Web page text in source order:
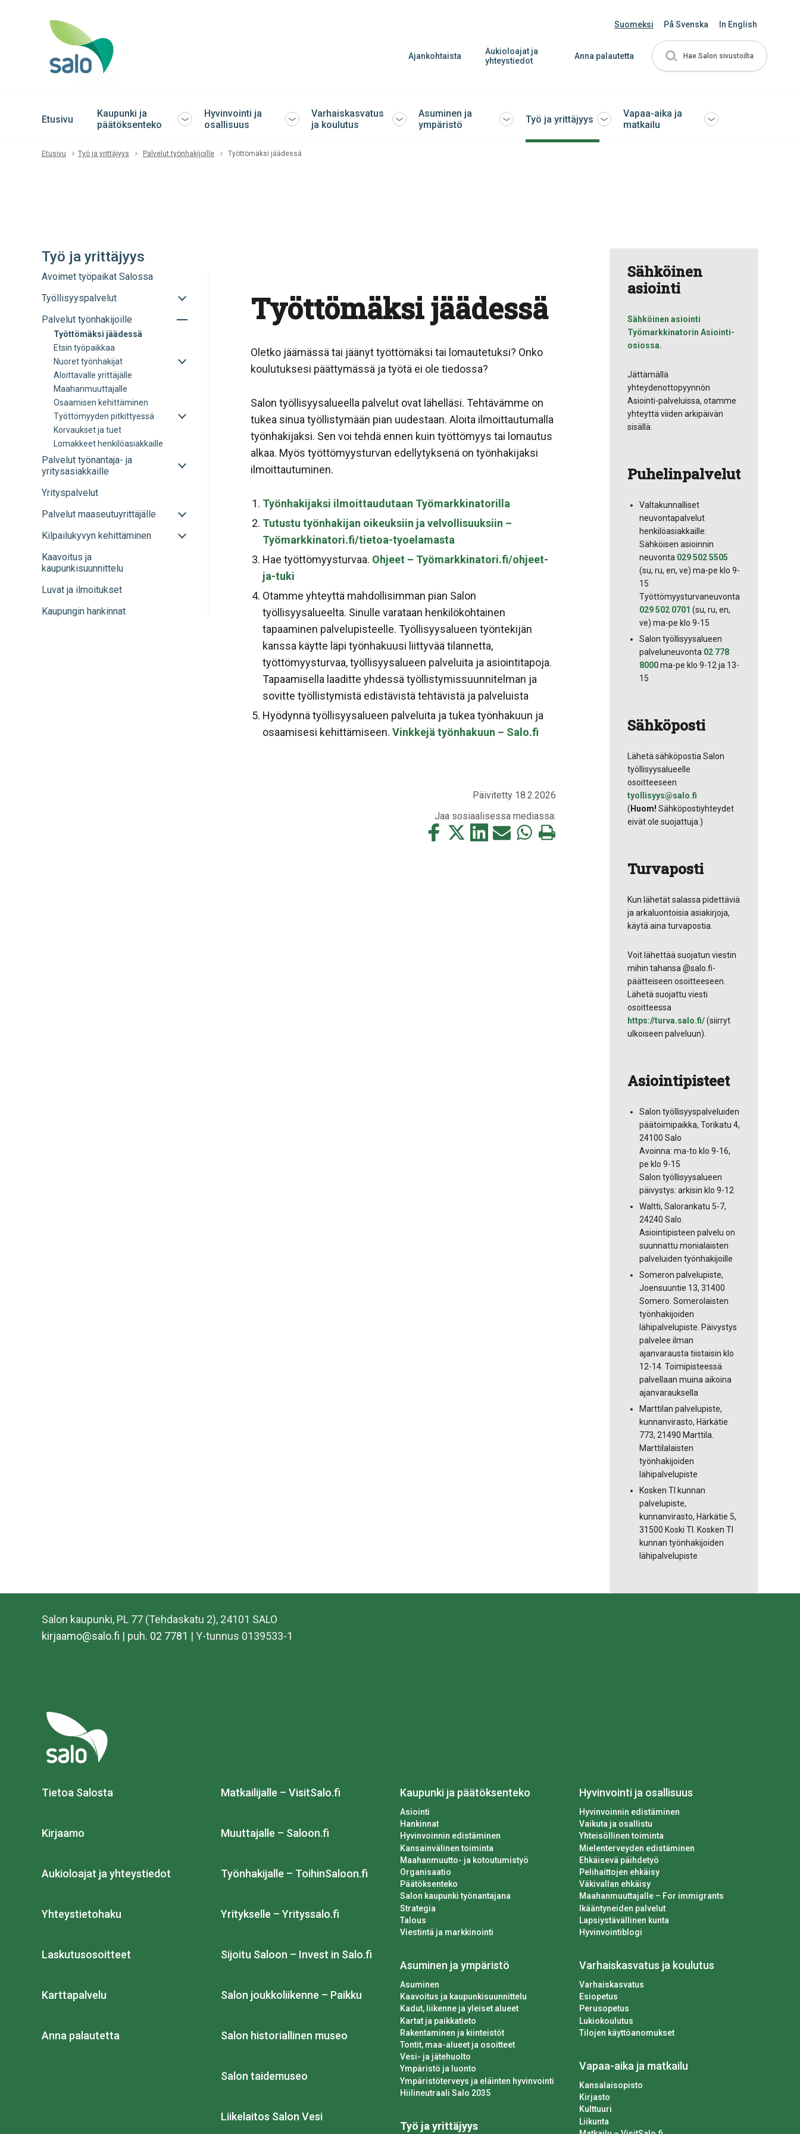
Suomeksi På Svenska In English
Ajankohtaista
Aukioloajat ja
yhteystiedot
Anna palautetta Hae Salon sivustoilta
Etusivu
Kaupunki ja
päätöksenteko
Avaa
sulje
Hyvinvointi ja
osallisuus
Avaa
sulje
Varhaiskasvatus
ja koulutus
Avaa
Asuminen ja
ympäristö
Avaa
Työ ja yrittäjyys Avaa
Vapaa-aika ja
matkailu
Avaa
Etusivu Työ ja yrittäjyys Palvelut työnhakijoille Työttömäksi jäädessä
Työ ja yrittäjyys
Avoimet työpaikat Salossa
Työllisyyspalvelut
Avaa
sulje
Palvelut työnhakijoille
Avaa
Työttömäksi jäädessä
Etsin työpaikkaa
Nuoret työnhakijat
Avaa
Aloittavalle yrittäjälle
Maahanmuuttajalle
Osaamisen kehittäminen
Työttömyyden pitkittyessä
Avaa
Korvaukset ja tuet
Lomakkeet henkilöasiakkaille
Palvelut työnantaja- ja
yritysasiakkaille
Yrityspalvelut
Palvelut maaseutuyrittäjälle
Avaa
sulje
Kilpailukyvyn kehittäminen
Avaa
Kaavoitus ja
kaupunkisuunnittelu
Luvat ja ilmoitukset
Kaupungin hankinnat
Työttömäksi jäädessä
Oletko jäämässä tai jäänyt työttömäksi tai lomautetuksi? Onko
koulutuksesi päättymässä ja työtä ei ole tiedossa?
Salon työllisyysalueella palvelut ovat lähelläsi. Tehtävämme on
tukea sinua työllistymään pian uudestaan. Aloita ilmoittautumalla
työnhakijaksi. Sen voi tehdä ennen kuin työttömyys tai lomautus
alkaa. Myös työttömyysturvan edellytyksenä on työnhakijaksi
ilmoittautuminen.
Työnhakijaksi ilmoittaudutaan Työmarkkinatorilla
Tutustu työnhakijan oikeuksiin ja velvollisuuksiin –
Työmarkkinatori.fi/tietoa-tyoelamasta
Hae työttömyysturvaa. Ohjeet – Työmarkkinatori.fi/ohjeet-
ja-tuki
Otamme yhteyttä mahdollisimman pian Salon
työllisyysalueelta. Sinulle varataan henkilökohtainen
tapaaminen palvelupisteelle. Työllisyysalueen työntekijän
kanssa käytte läpi työnhakuusi liittyvää tilannetta,
työttömyysturvaa, työllisyysalueen palveluita ja asiointitapoja.
Tapaamisella laaditte yhdessä työllistymissuunnitelman ja
sovitte työllistymistä edistävistä tehtävistä ja palveluista
Hyödynnä työllisyysalueen palveluita ja tukea työnhakuun ja
osaamisesi kehittämiseen.Vinkkejä työnhakuun – Salo.fi
Päivitetty 18.2.2026
Jaa sosiaalisessa mediassa:
Jaa
Jaa
Jaa
Jaa
Jaa
Tulosta
Sähköinen
asiointi
Sähköinen asiointi
Työmarkkinatorin Asiointi-
osiossa.
Jättämällä
yhteydenottopyynnön
Asiointi-palveluissa, otamme
yhteyttä viiden arkipäivän
sisällä.
Puhelinpalvelut
Valtakunnalliset
neuvontapalvelut
henkilöasiakkaille:
Sähköisen asioinnin
neuvonta 029 502 5505
(su, ru, en, ve) ma-pe klo 9-
15
Työttömyysturvaneuvonta
029 502 0701 (su, ru, en,
ve) ma-pe klo 9-15
Salon työllisyysalueen
palveluneuvonta 02 778
8000ma-pe klo 9-12 ja 13-
15
Sähköposti
Lähetä sähköpostia Salon
työllisyysalueelle
osoitteeseen
tyollisyys@salo.fi
( Huom! Sähköpostiyhteydet
eivät ole suojattuja.)
Turvaposti
Kun lähetät salassa pidettäviä
ja arkaluontoisia asiakirjoja,
käytä aina turvapostia.
Voit lähettää suojatun viestin
mihin tahansa @salo.fi-
päätteiseen osoitteeseen.
Lähetä suojattu viesti
osoitteessa
https://turva.salo.fi/(siirryt
ulkoiseen palveluun).
Asiointipisteet
Salon työllisyyspalveluiden
päätoimipaikka, Torikatu 4,
24100 Salo
Avoinna: ma-to klo 9-16,
pe klo 9-15
Salon työllisyysalueen
päivystys: arkisin klo 9-12
Waltti, Salorankatu 5-7,
24240 Salo.
Asiointipisteen palvelu on
suunnattu monialaisten
palveluiden työnhakijoille
Someron palvelupiste,
Joensuuntie 13, 31400
Somero. Somerolaisten
työnhakijoiden
lähipalvelupiste. Päivystys
palvelee ilman
ajanvarausta tiistaisin klo
12-14. Toimipisteessä
palvellaan muina aikoina
ajanvarauksella
Marttilan palvelupiste,
kunnanvirasto, Härkätie
773, 21490 Marttila.
Marttilalaisten
työnhakijoiden
lähipalvelupiste
Kosken Tl kunnan
palvelupiste,
kunnanvirasto, Härkätie 5,
31500 Koski Tl. Kosken Tl
kunnan työnhakijoiden
lähipalvelupiste
Salon kaupunki, PL 77 (Tehdaskatu 2), 24101 SALO
kirjaamo@salo.fi | puh. 02 7781 | Y-tunnus 0139533-1
Tietoa Salosta
Kirjaamo
Aukioloajat ja yhteystiedot
Yhteystietohaku
Laskutusosoitteet
Karttapalvelu
Anna palautetta
Matkailijalle – VisitSalo.fi
Muuttajalle – Saloon.fi
Työnhakijalle – ToihinSaloon.fi
Yritykselle – Yrityssalo.fi
Sijoitu Saloon – Invest in Salo.fi
Salon joukkoliikenne – Paikku
Salon historiallinen museo
Salon taidemuseo
Liikelaitos Salon Vesi
Kaupunki ja päätöksenteko
Asiointi
Hankinnat
Hyvinvoinnin edistäminen
Kansainvälinen toiminta
Maahanmuutto- ja kotoutumistyö
Organisaatio
Päätöksenteko
Salon kaupunki työnantajana
Strategia
Talous
Viestintä ja markkinointi
Asuminen ja ympäristö
Asuminen
Kaavoitus ja kaupunkisuunnittelu
Kadut, liikenne ja yleiset alueet
Kartat ja paikkatieto
Rakentaminen ja kiinteistöt
Tontit, maa-alueet ja osoitteet
Vesi- ja jätehuolto
Ympäristö ja luonto
Ympäristöterveys ja eläinten hyvinvointi
Hiilineutraali Salo 2035
Työ ja yrittäjyys
Hyvinvointi ja osallisuus
Hyvinvoinnin edistäminen
Vaikuta ja osallistu
Yhteisöllinen toiminta
Mielenterveyden edistäminen
Ehkäisevä päihdetyö
Pelihaittojen ehkäisy
Väkivallan ehkäisy
Maahanmuuttajalle – For immigrants
Ikääntyneiden palvelut
Lapsiystävällinen kunta
Hyvinvointiblogi
Varhaiskasvatus ja koulutus
Varhaiskasvatus
Esiopetus
Perusopetus
Lukiokoulutus
Tilojen käyttöanomukset
Vapaa-aika ja matkailu
Kansalaisopisto
Kirjasto
Kulttuuri
Liikunta